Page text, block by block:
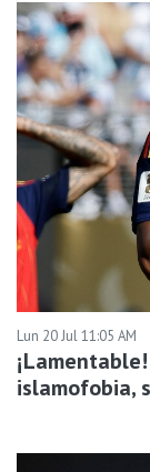
Lun 20 Jul 11:05 AM
islamofobia,